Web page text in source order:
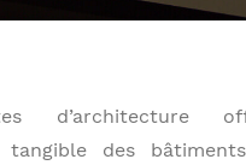
d’architecture
tangible des